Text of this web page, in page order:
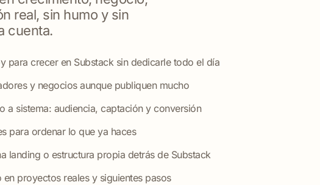
real, sin humo y sin
cuenta.
para crecer en Substack sin dedicarle todo el día
y negocios aunque publiquen mucho
a sistema: audiencia, captación y conversión
para ordenar lo que ya haces
landing o estructura propia detrás de Substack
proyectos reales y siguientes pasos